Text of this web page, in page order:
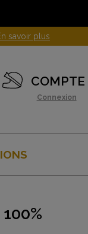
COMPTE
Connexion